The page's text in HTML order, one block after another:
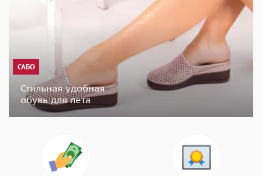
САБО
Стильная удобная
обувь для лета